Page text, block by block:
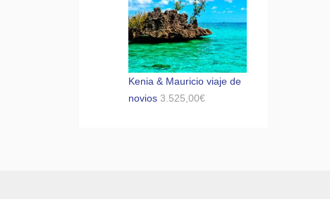
Kenia & Mauricio viaje de
novios 3.525,00€